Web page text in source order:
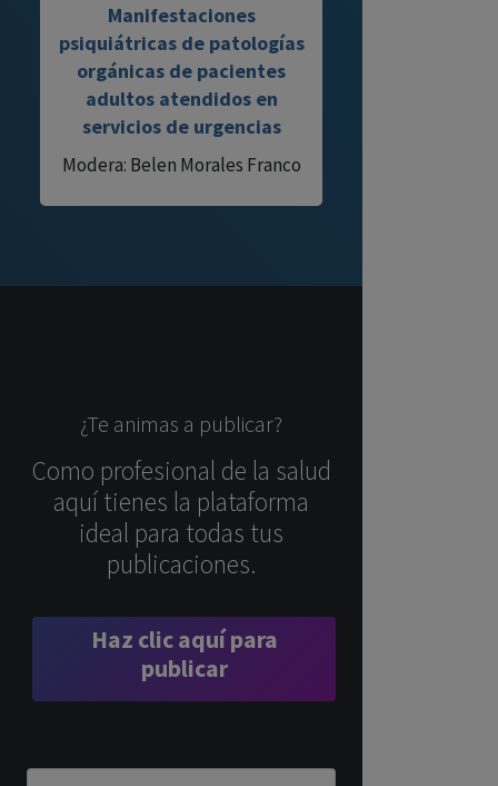
Manifestaciones
psiquiátricas de patologías
orgánicas de pacientes
adultos atendidos en
servicios de urgencias
Modera: Belen Morales Franco
¿Te animas a publicar?
Como profesional de la salud
aquí tienes la plataforma
ideal para todas tus
publicaciones.
Haz clic aquí para
publicar